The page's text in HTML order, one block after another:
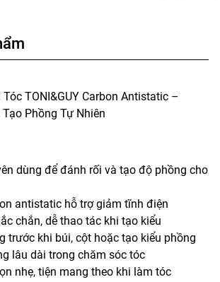
TONI&GUY Carbon Antistatic –
Phồng Tự Nhiên
dùng để đánh rối và tạo độ phồng cho
antistatic hỗ trợ giảm tĩnh điện
chắn, dễ thao tác khi tạo kiểu
trước khi búi, cột hoặc tạo kiểu phồng
lâu dài trong chăm sóc tóc
nhẹ, tiện mang theo khi làm tóc